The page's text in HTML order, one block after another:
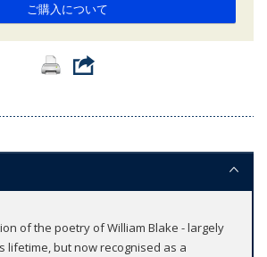
ご購入について
of the poetry of William Blake - largely
lifetime, but now recognised as a